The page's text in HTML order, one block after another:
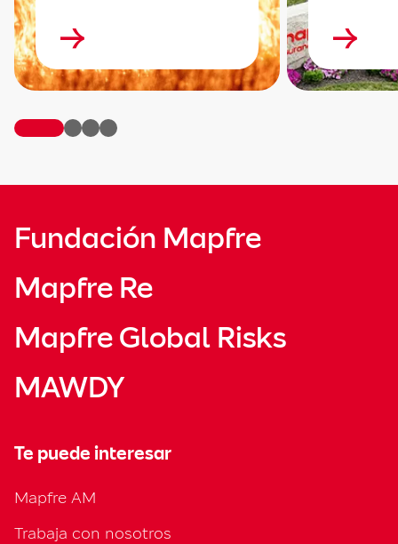
Fundación Mapfre
Mapfre Re
Mapfre Global Risks
MAWDY
Te puede interesar
Mapfre AM
Trabaja con nosotros